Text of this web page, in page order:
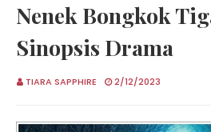
Nenek Bongkok
Sinopsis Drama
TIARA SAPPHIRE 2/12/2023